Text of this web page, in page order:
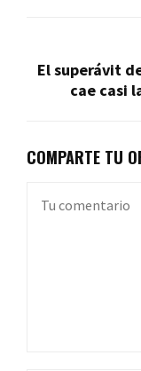
El superávit
cae casi
COMPARTE TU